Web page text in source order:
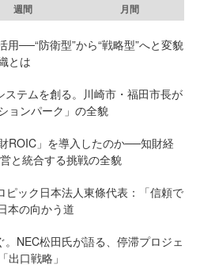
週間 月間
用──“防衛型”から“戦略型”へと変貌
とは
ステムを創る。川崎市・福田市長が
ョンパーク」の全貌
ROIC」を導入したのか──知財経
と統合する挑戦の全貌
ピック日本法人東條代表：「信頼で
本の向かう道
。NEC松田氏が語る、停滞プロジェ
出口戦略」